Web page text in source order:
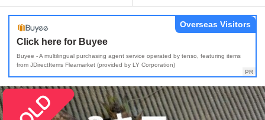
Click here for Buyee
Buyee - A multilingual purchasing agent service operated by tenso, featuring items
from JDirectItems Fleamarket (provided by LY Corporation)
Overseas Visitors